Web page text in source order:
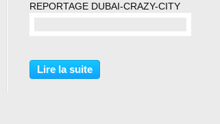
REPORTAGE DUBAI-CRAZY-CITY
Lire la suite